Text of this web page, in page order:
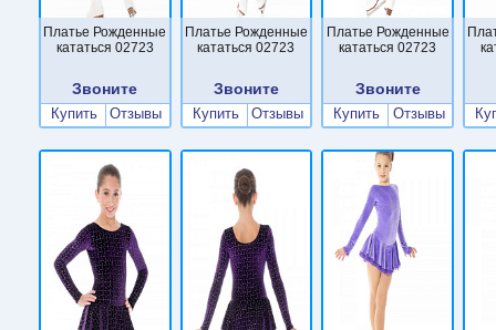
Платье Рожденные
кататься 02723
Звоните
Купить Отзывы
Платье Рожденные
кататься 02723
Звоните
Купить Отзывы
Платье Рожденные
кататься 02723
Звоните
Купить Отзывы